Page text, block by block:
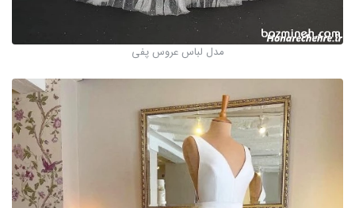
مدل لباس عروس پفی